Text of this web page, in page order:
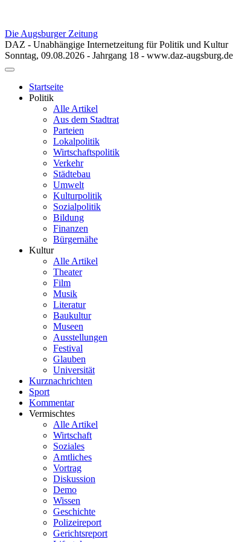
Die Augsburger Zeitung
DAZ - Unabhängige Internetzeitung für Politik und Kultur
Sonntag, 09.08.2026 - Jahrgang 18 - www.daz-augsburg.de
Toggle
navigationStartseite
Politik
Alle Artikel
Aus dem Stadtrat
Parteien
Lokalpolitik
Wirtschaftspolitik
Verkehr
Städtebau
Umwelt
Kulturpolitik
Sozialpolitik
Bildung
Finanzen
Bürgernähe
Kultur
Alle Artikel
Theater
Film
Musik
Literatur
Baukultur
Museen
Ausstellungen
Festival
Glauben
Universität
Kurznachrichten
Sport
Kommentar
Vermischtes
Alle Artikel
Wirtschaft
Soziales
Amtliches
Vortrag
Diskussion
Demo
Wissen
Geschichte
Polizeireport
Gerichtsreport